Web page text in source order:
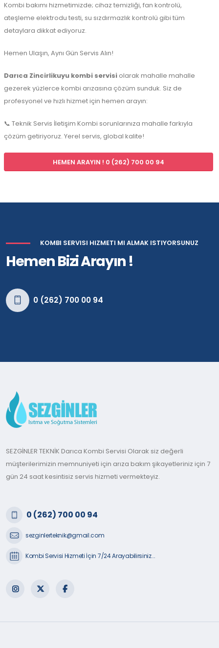
Kombi bakımı hizmetimizde; cihaz temizliği, fan kontrolü,
ateşleme elektrodu testi, su sızdırmazlık kontrolü gibi tüm
detaylara dikkat ediyoruz.
Hemen Ulaşın, Aynı Gün Servis Alın!
Darıca Zincirlikuyu kombi servisi olarak mahalle mahalle
gezerek yüzlerce kombi arızasına çözüm sunduk. Siz de
profesyonel ve hızlı hizmet için hemen arayın:
📞 Teknik Servis İletişim Kombi sorunlarınıza mahalle farkıyla
çözüm getiriyoruz. Yerel servis, global kalite!
HEMEN ARAYIN ! 0 (262) 700 00 94
KOMBI SERVISI HIZMETI MI ALMAK ISTIYORSUNUZ
Hemen Bizi Arayın !
0 (262) 700 00 94
SEZGİNLER TEKNİK Darıca Kombi Servisi Olarak siz değerli
müşterilerimizin memnuniyeti için arıza bakım şikayetleriniz için 7
gün 24 saat kesintisiz servis hizmeti vermekteyiz.
0 (262) 700 00 94
sezginlerteknik@gmail.com
Kombi Servisi Hizmeti İçin 7/24 Arayabilirsiniz...